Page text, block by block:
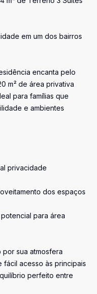
em um dos bairros
encanta pelo
m² de área privativa
para famílias que
e ambientes
privacidade
dos espaços
para área
sua atmosfera
fácil acesso às principais
perfeito entre